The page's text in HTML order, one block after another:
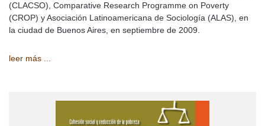
(CLACSO), Comparative Research Programme on Poverty
(CROP) y Asociación Latinoamericana de Sociología (ALAS), en
la ciudad de Buenos Aires, en septiembre de 2009.
leer más ...